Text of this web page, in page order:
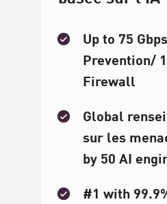
Up to 75
Prevention/
Firewall
Global
sur les
by 50 AI
#1 with